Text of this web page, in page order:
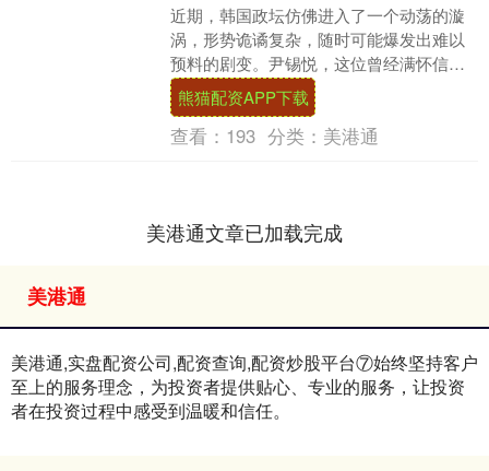
近期，韩国政坛仿佛进入了一个动荡的漩
涡，形势诡谲复杂，随时可能爆发出难以
预料的剧变。尹锡悦，这位曾经满怀信心
走上总统宝座的韩国领导人，意外成为历
史上首位遭到公调....
熊猫配资APP下载
查看： 193 分类： 美港通
美港通文章已加载完成
美港通
美港通,实盘配资公司,配资查询,配资炒股平台⑦始终坚持客户
至上的服务理念，为投资者提供贴心、专业的服务，让投资
者在投资过程中感受到温暖和信任。